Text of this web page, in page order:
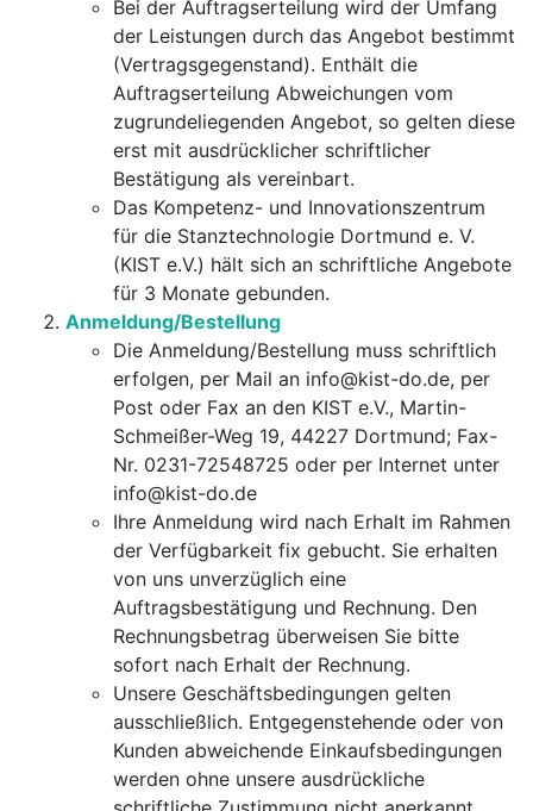
Bei der Auftragserteilung wird der Umfang
der Leistungen durch das Angebot bestimmt
(Vertragsgegenstand). Enthält die
Auftragserteilung Abweichungen vom
zugrundeliegenden Angebot, so gelten diese
erst mit ausdrücklicher schriftlicher
Bestätigung als vereinbart.
Das Kompetenz- und Innovationszentrum
für die Stanztechnologie Dortmund e. V.
(KIST e.V.) hält sich an schriftliche Angebote
für 3 Monate gebunden.
Anmeldung/Bestellung
Die Anmeldung/Bestellung muss schriftlich
erfolgen, per Mail an info@kist-do.de, per
Post oder Fax an den KIST e.V., Martin-
Schmeißer-Weg 19, 44227 Dortmund; Fax-
Nr. 0231-72548725 oder per Internet unter
info@kist-do.de
Ihre Anmeldung wird nach Erhalt im Rahmen
der Verfügbarkeit fix gebucht. Sie erhalten
von uns unverzüglich eine
Auftragsbestätigung und Rechnung. Den
Rechnungsbetrag überweisen Sie bitte
sofort nach Erhalt der Rechnung.
Unsere Geschäftsbedingungen gelten
ausschließlich. Entgegenstehende oder von
Kunden abweichende Einkaufsbedingungen
werden ohne unsere ausdrückliche